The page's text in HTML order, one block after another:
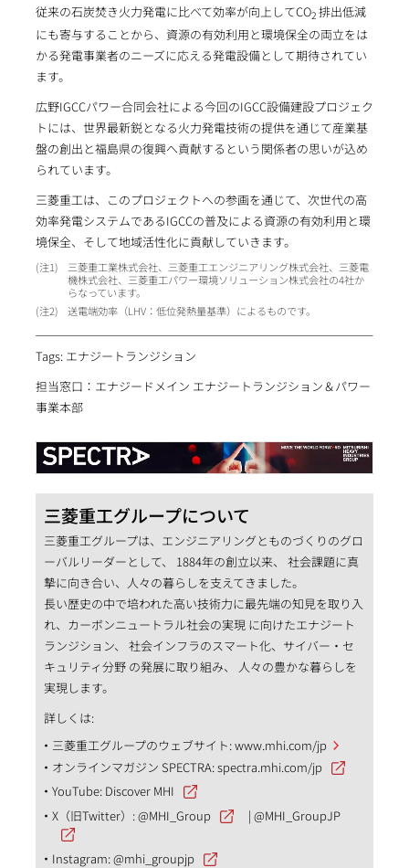
従来の石炭焚き火力発電に比べて効率が向上してCO2 排出低減
にも寄与することから、資源の有効利用と環境保全の両立をは
かる発電事業者のニーズに応える発電設備として期待されてい
ます。
広野IGCCパワー合同会社による今回のIGCC設備建設プロジェク
トには、世界最新鋭となる火力発電技術の提供を通じて産業基
盤の創出と福島県の復興へ貢献するという関係者の思いが込め
られています。
三菱重工は、このプロジェクトへの参画を通じて、次世代の高
効率発電システムであるIGCCの普及による資源の有効利用と環
境保全、そして地域活性化に貢献していきます。
1
三菱重工業株式会社、三菱重工エンジニアリング株式会社、三菱電
機株式会社、三菱重工パワー環境ソリューション株式会社の4社か
らなっています。
2
送電端効率（LHV：低位発熱量基準）によるものです。
Tags: エナジートランジション
担当窓口：エナジードメイン エナジートランジション＆パワー
事業本部
三菱重工グループについて
三菱重工グループは、エンジニアリングとものづくりのグロ
ーバルリーダーとして、 1884年の創立以来、 社会課題に真
摯に向き合い、人々の暮らしを支えてきました。
長い歴史の中で培われた高い技術力に最先端の知見を取り入
れ、カーボンニュートラル社会の実現 に向けたエナジート
ランジション、 社会インフラのスマート化、サイバー・セ
キュリティ分野 の発展に取り組み、 人々の豊かな暮らしを
実現します。
詳しくは:
三菱重工グループのウェブサイト:www.mhi.com/jp
オンラインマガジン SPECTRA:spectra.mhi.com/jp
YouTube: Discover MHI
X（旧Twitter）:@MHI_Group |@MHI_GroupJP
Instagram:@mhi_groupjp